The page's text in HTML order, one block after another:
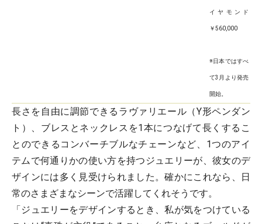
イヤモンド
￥560,000
※日本ではすべ
て3月より発売
開始。
長さを自由に調節できるラヴァリエール（Y形ペンダン
ト）、ブレスとネックレスを1本につなげて長くするこ
とのできるコンバーチブルなチェーンなど、1つのアイ
テムで何通りかの使い方を持つジュエリーが、彼女のデ
ザインには多く見受けられました。確かにこれなら、日
常のさまざまなシーンで活躍してくれそうです。
「ジュエリーをデザインするとき、私が気をつけている